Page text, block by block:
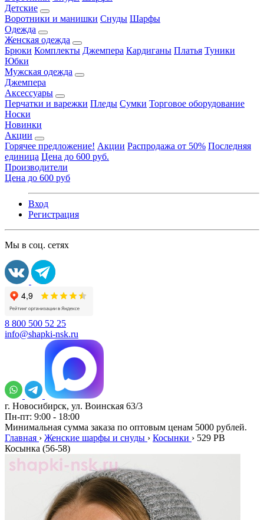
Детские
Воротники и манишки Снуды Шарфы
Одежда
Женская одежда
Брюки Комплекты Джемпера Кардиганы Платья Туники
Юбки
Мужская одежда
Джемпера
Аксессуары
Перчатки и варежки Пледы Сумки Торговое оборудование
Носки
Новинки
Акции
Горячее предложение! Акции Распродажа от 50% Последняя
единица Цена до 600 руб.
Производители
Цена до 600 руб
Вход
Регистрация
Мы в соц. сетях
8 800 500 52 25
info@shapki-nsk.ru
г. Новосибирск, ул. Воинская 63/3
Пн-пт: 9:00 - 18:00
Минимальная сумма заказа по оптовым ценам 5000 рублей.
Главная › Женские шарфы и снуды › Косынки › 529 PB
Косынка (56-58)